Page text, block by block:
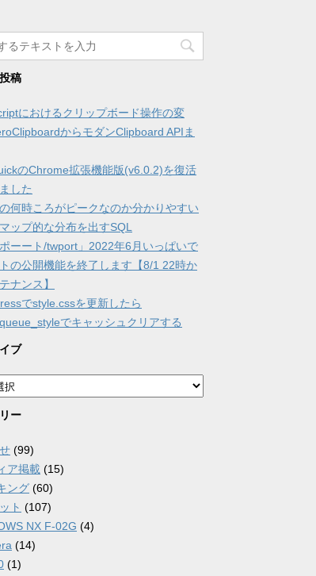
稿
におけるクリップボード操作の変
からモダンClipboard APIま
のChrome拡張機能版(v6.0.2)を復活
した
何時ころがピークなのか分かりやすい
ップ的な分布を出すSQL
ポーート/twport」2022年6月いっぱいで
の公開機能を終了します【8/1 22時か
ナンス】
でstyle.cssを更新したら
でキャッシュクリアする
ブ
ー
(99)
ア掲載 (15)
ング (60)
ト (107)
NX F-02G (4)
(14)
(1)